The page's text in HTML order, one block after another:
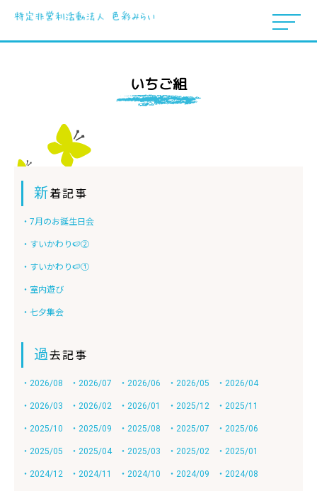
いちご組
新着記事
・7月のお誕生日会
・すいかわり🍉②
・すいかわり🍉①
・室内遊び
・七夕集会
過去記事
・2026/08 ・2026/07 ・2026/06 ・2026/05 ・2026/04
・2026/03 ・2026/02 ・2026/01 ・2025/12 ・2025/11
・2025/10 ・2025/09 ・2025/08 ・2025/07 ・2025/06
・2025/05 ・2025/04 ・2025/03 ・2025/02 ・2025/01
・2024/12 ・2024/11 ・2024/10 ・2024/09 ・2024/08